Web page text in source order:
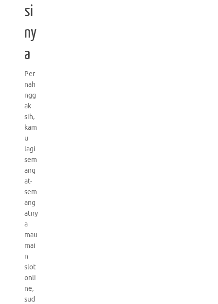
si
ny
a
Per
nah
ngg
ak
sih,
kam
u
lagi
sem
ang
at-
sem
ang
atny
a
mau
mai
n
slot
onli
ne,
sud